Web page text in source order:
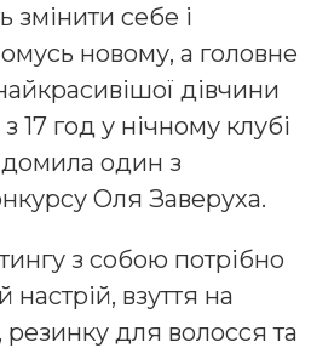
змінити себе і
новому, а головне
дівчини
17 год у нічному клубі
один з
Оля Заверуха.
з собою потрібно
взуття на
резинку для волосся та